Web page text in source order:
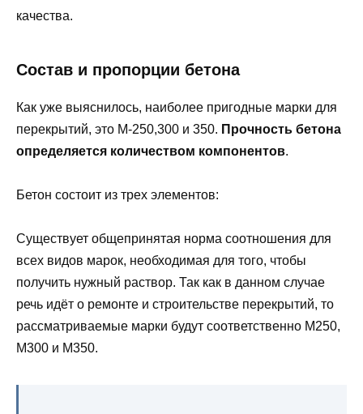
качества.
Состав и пропорции бетона
Как уже выяснилось, наиболее пригодные марки для
перекрытий, это М-250,300 и 350. Прочность бетона
определяется количеством компонентов.
Бетон состоит из трех элементов:
Существует общепринятая норма соотношения для
всех видов марок, необходимая для того, чтобы
получить нужный раствор. Так как в данном случае
речь идёт о ремонте и строительстве перекрытий, то
рассматриваемые марки будут соответственно М250,
М300 и М350.